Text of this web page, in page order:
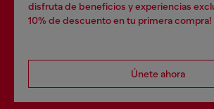
disfruta de beneficios y experiencias
10% de descuento en tu primera compra!
Únete ahora